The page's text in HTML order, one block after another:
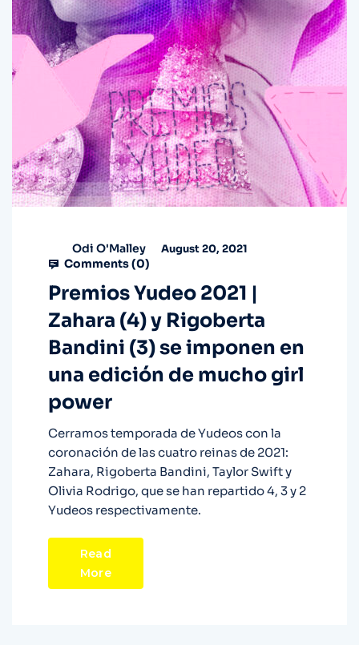
Odi O'Malley August 20, 2021
Comments (0)
Premios Yudeo 2021 |
Zahara (4) y Rigoberta
Bandini (3) se imponen en
una edición de mucho girl
power
Cerramos temporada de Yudeos con la
coronación de las cuatro reinas de 2021:
Zahara, Rigoberta Bandini, Taylor Swift y
Olivia Rodrigo, que se han repartido 4, 3 y 2
Yudeos respectivamente.
Read
More